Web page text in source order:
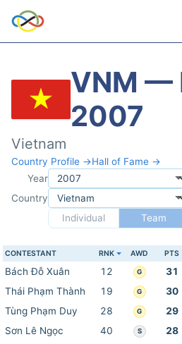
VNM —
2007
Vietnam
Country Profile →Hall of Fame →
Year
Country
Individual
Team
CONTESTANT RNK AWD PTS
Bách Đỗ Xuân 12 G 31
Thái Phạm Thành
19 G 30
Tùng Phạm Duy
28 G 29
Sơn Lê Ngọc
40 S 28